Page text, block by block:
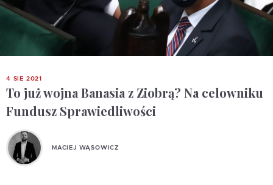
4 SIE 2021
To już wojna Banasia z Ziobrą? Na celowniku
Fundusz Sprawiedliwości
MACIEJ WĄSOWICZ